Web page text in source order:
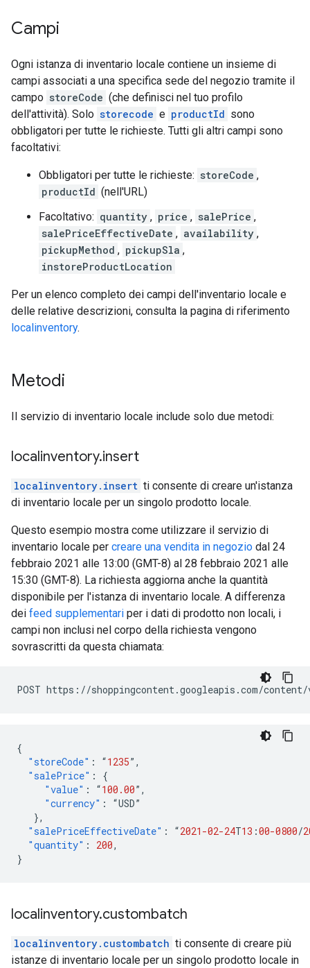
Campi
Ogni istanza di inventario locale contiene un insieme di
campi associati a una specifica sede del negozio tramite il
campo storeCode (che definisci nel tuo profilo
dell'attività). Solo storecode e productId sono
obbligatori per tutte le richieste. Tutti gli altri campi sono
facoltativi:
Obbligatori per tutte le richieste: storeCode ,
productId (nell'URL)
Facoltativo: quantity , price , salePrice ,
salePriceEffectiveDate , availability ,
pickupMethod , pickupSla ,
instoreProductLocation
Per un elenco completo dei campi dell'inventario locale e
delle relative descrizioni, consulta la pagina di riferimento
localinventory.
Metodi
Il servizio di inventario locale include solo due metodi:
localinventory.insert
localinventory.insert ti consente di creare un'istanza
di inventario locale per un singolo prodotto locale.
Questo esempio mostra come utilizzare il servizio di
inventario locale per creare una vendita in negozio dal 24
febbraio 2021 alle 13:00 (GMT-8) al 28 febbraio 2021 alle
15:30 (GMT-8). La richiesta aggiorna anche la quantità
disponibile per l'istanza di inventario locale. A differenza
dei feed supplementari per i dati di prodotto non locali, i
campi non inclusi nel corpo della richiesta vengono
sovrascritti da questa chiamata:
POST https://shoppingcontent.googleapis.com/
{
"storeCode" : “1235” ,
"salePrice" :
{
"value" : “100.00” ,
"currency" :
“USD”
},
"salePriceEffectiveDate" : “2021-02-24T13 :00-0800/
"quantity" : 200,
}
localinventory.custombatch
localinventory.custombatch ti consente di creare più
istanze di inventario locale per un singolo prodotto locale in